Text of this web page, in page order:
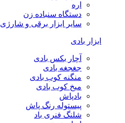
اره
دستگاه سنباده زن
سایر ابزار برقی و شارژی
ابزار بادی
آچار بکس بادی
جغجغه بادی
منگنه کوب بادی
میخ کوب بادی
بادپاش
پیستوله رنگ پاش
شلنگ فنری باد